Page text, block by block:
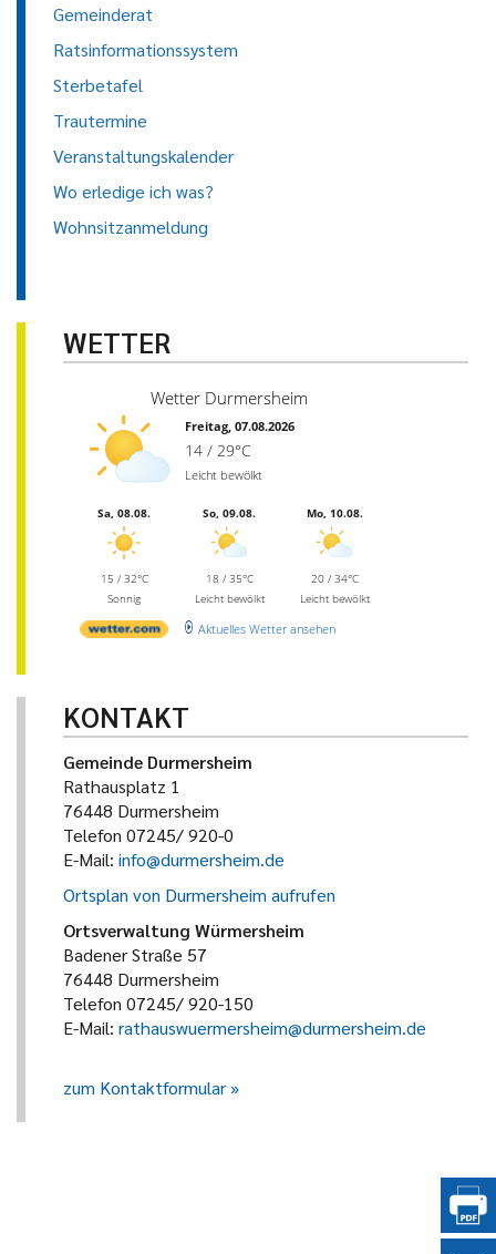
Gemeinderat
Ratsinformationssystem
Sterbetafel
Trautermine
Veranstaltungskalender
Wo erledige ich was?
Wohnsitzanmeldung
WETTER
Wetter Durmersheim
Freitag, 07.08.2026
14 / 29°C
Leicht bewölkt
Sa, 08.08.
15 / 32°C
Sonnig
So, 09.08.
18 / 35°C
Leicht bewölkt
Mo, 10.08.
20 / 34°C
Leicht bewölkt
Aktuelles Wetter ansehen
KONTAKT
Gemeinde Durmersheim
Rathausplatz 1
76448 Durmersheim
Telefon 07245/ 920-0
E-Mail: info@durmersheim.de
Ortsplan von Durmersheim aufrufen
Ortsverwaltung Würmersheim
Badener Straße 57
76448 Durmersheim
Telefon 07245/ 920-150
E-Mail: rathauswuermersheim@durmersheim.de
zum Kontaktformular